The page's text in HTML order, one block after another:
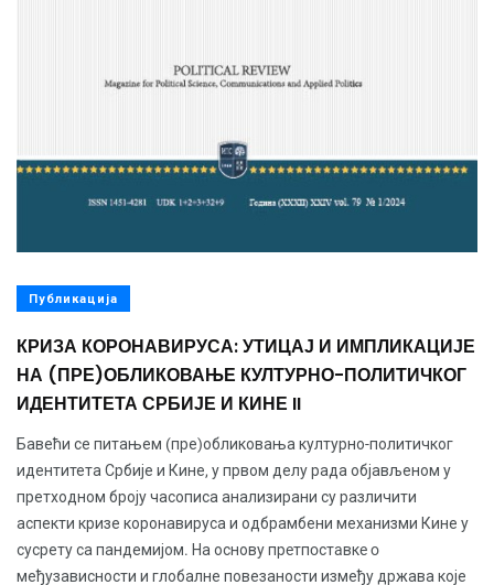
Публикација
КРИЗА КОРОНАВИРУСА: УТИЦАЈ И ИМПЛИКАЦИЈЕ
НА (ПРЕ)ОБЛИКОВАЊЕ КУЛТУРНО-ПОЛИТИЧКОГ
ИДЕНТИТЕТА СРБИЈЕ И КИНЕ II
Бавећи се питањем (пре)обликовања културно-политичког
идентитета Србије и Кине, у првом делу рада објављеном у
претходном броју часописа анализирани су различити
аспекти кризе коронавируса и одбрамбени механизми Кине у
сусрету са пандемијом. На основу прeтпoстaвкe o
међузависности и глобалне повезаности између држава које